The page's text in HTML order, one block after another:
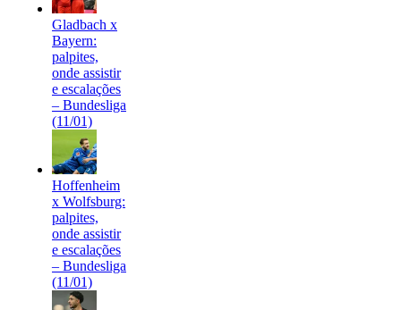
Gladbach x
Bayern:
palpites,
onde assistir
e escalações
– Bundesliga
(11/01)
Hoffenheim
x Wolfsburg:
palpites,
onde assistir
e escalações
– Bundesliga
(11/01)